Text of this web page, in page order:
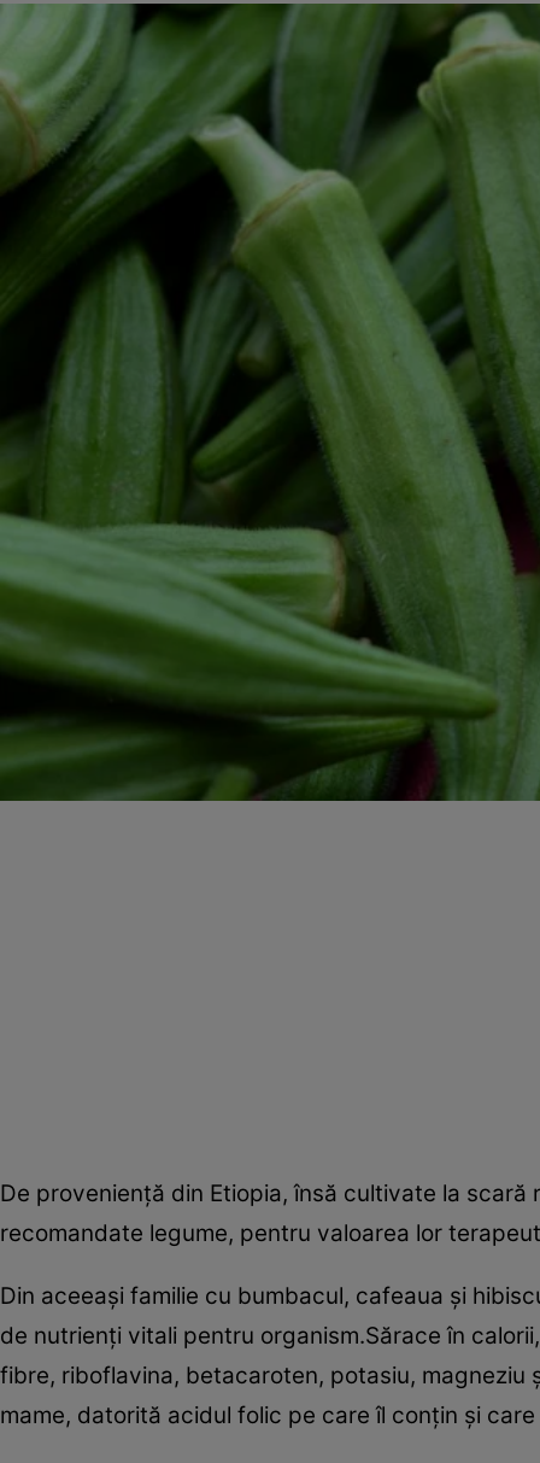
De provenienţă din Etiopia, însă cultivate la scară
recomandate legume, pentru valoarea lor
Din aceeaşi familie cu bumbacul, cafeaua şi
de nutrienţi vitali pentru organism.Sărace în
fibre, riboflavina, betacaroten, potasiu, magneziu
mame, datorită acidul folic pe care îl conţin şi